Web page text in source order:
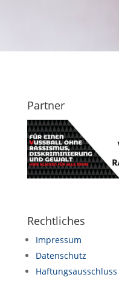
Partner
Rechtliches
Impressum
Datenschutz
Haftungsausschluss